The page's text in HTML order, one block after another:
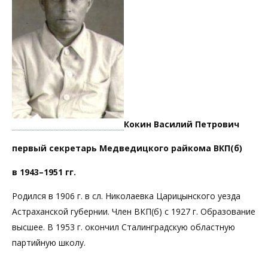
Кокин Василий Петрович
первый секретарь Медведицкого райкома ВКП(б)
в 1943–1951 гг.
Родился в 1906 г. в сл. Николаевка Царицынского уезда
Астраханской губернии. Член ВКП(б) с 1927 г. Образование
высшее. В 1953 г. окончил Сталинградскую областную
партийную школу.